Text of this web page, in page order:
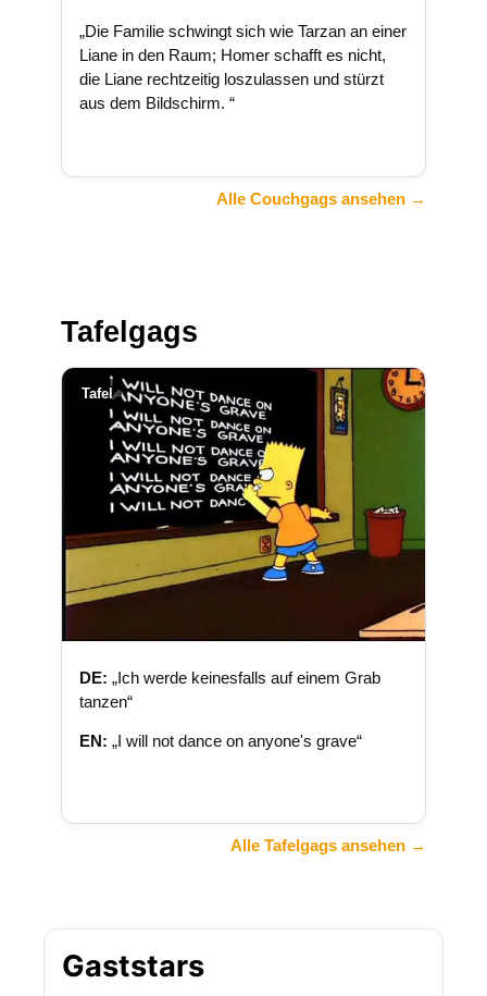
„Die Familie schwingt sich wie Tarzan an einer
Liane in den Raum; Homer schafft es nicht,
die Liane rechtzeitig loszulassen und stürzt
aus dem Bildschirm. “
Alle Couchgags ansehen →
Tafelgags
Tafel
DE: „Ich werde keinesfalls auf einem Grab
tanzen“
EN: „I will not dance on anyone's grave“
Alle Tafelgags ansehen →
Gaststars